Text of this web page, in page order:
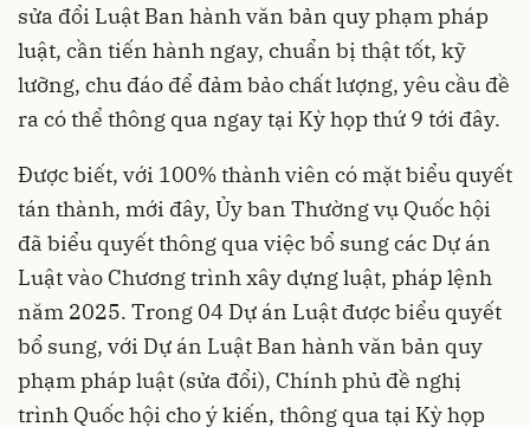
sửa đổi Luật Ban hành văn bản quy phạm pháp
luật, cần tiến hành ngay, chuẩn bị thật tốt, kỹ
lưỡng, chu đáo để đảm bảo chất lượng, yêu cầu đề
ra có thể thông qua ngay tại Kỳ họp thứ 9 tới đây.
Được biết, với 100% thành viên có mặt biểu quyết
tán thành, mới đây, Ủy ban Thường vụ Quốc hội
đã biểu quyết thông qua việc bổ sung các Dự án
Luật vào Chương trình xây dựng luật, pháp lệnh
năm 2025. Trong 04 Dự án Luật được biểu quyết
bổ sung, với Dự án Luật Ban hành văn bản quy
phạm pháp luật (sửa đổi), Chính phủ đề nghị
trình Quốc hội cho ý kiến, thông qua tại Kỳ họp